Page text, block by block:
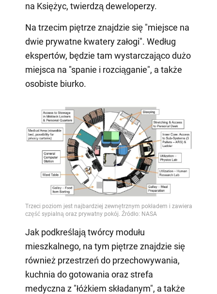
na Księżyc, twierdzą deweloperzy.
Na trzecim piętrze znajdzie się "miejsce na
dwie prywatne kwatery załogi". Według
ekspertów, będzie tam wystarczająco dużo
miejsca na "spanie i rozciąganie", a także
osobiste biurko.
Jak podkreślają twórcy modułu
mieszkalnego, na tym piętrze znajdzie się
również przestrzeń do przechowywania,
kuchnia do gotowania oraz strefa
medyczna z "łóżkiem składanym", a także